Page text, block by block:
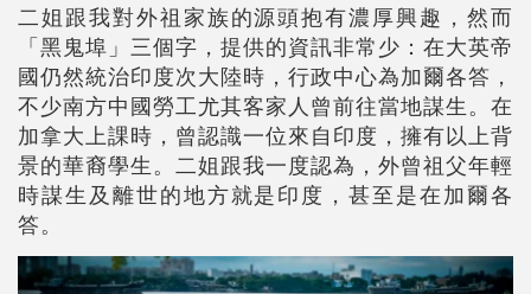
二姐跟我對外祖家族的源頭抱有濃厚興趣，然而
「黑鬼埠」三個字，提供的資訊非常少：在大英帝
國仍然統治印度次大陸時，行政中心為加爾各答，
不少南方中國勞工尤其客家人曾前往當地謀生。在
加拿大上課時，曾認識一位來自印度，擁有以上背
景的華裔學生。二姐跟我一度認為，外曾祖父年輕
時謀生及離世的地方就是印度，甚至是在加爾各
答。